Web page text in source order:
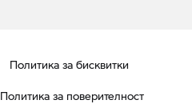
Политика за бисквитки
Политика за поверителност